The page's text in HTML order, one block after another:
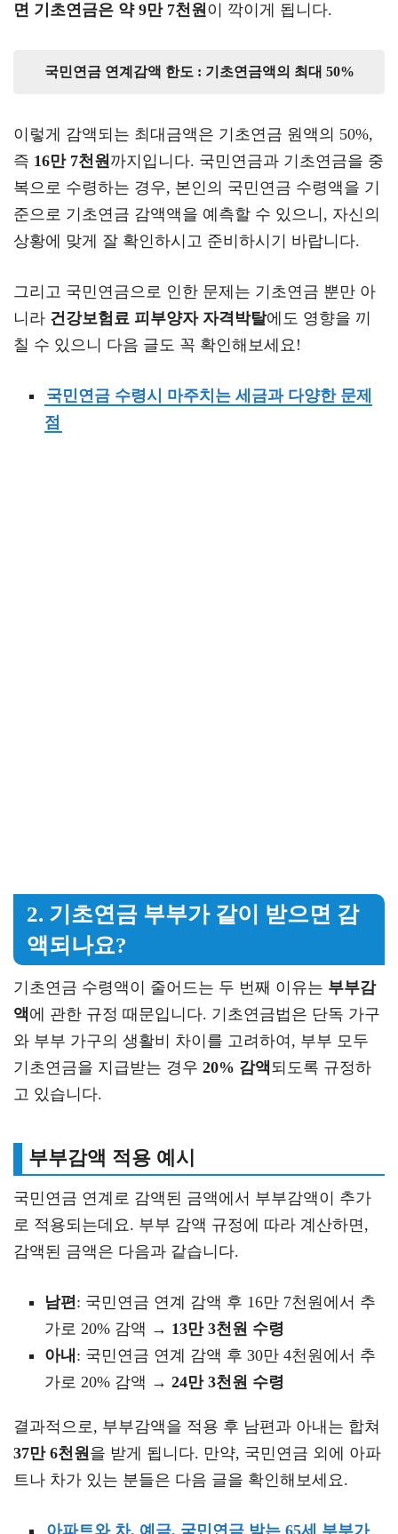
면 기초연금은 약 9만 7천원이 깍이게 됩니다.
국민연금 연계감액 한도 : 기초연금액의 최대 50%
이렇게 감액되는 최대금액은 기초연금 원액의 50%,
즉 16만 7천원 까지입니다. 국민연금과 기초연금을 중
복으로 수령하는 경우, 본인의 국민연금 수령액을 기
준으로 기초연금 감액액을 예측할 수 있으니, 자신의
상황에 맞게 잘 확인하시고 준비하시기 바랍니다.
그리고 국민연금으로 인한 문제는 기초연금 뿐만 아
니라 건강보험료 피부양자 자격박탈에도 영향을 끼
칠 수 있으니 다음 글도 꼭 확인해보세요!
국민연금 수령시 마주치는 세금과 다양한 문제
점
2. 기초연금 부부가 같이 받으면 감
액되나요?
기초연금 수령액이 줄어드는 두 번째 이유는 부부감
액에 관한 규정 때문입니다. 기초연금법은 단독 가구
와 부부 가구의 생활비 차이를 고려하여, 부부 모두
기초연금을 지급받는 경우 20% 감액되도록 규정하
고 있습니다.
부부감액 적용 예시
국민연금 연계로 감액된 금액에서 부부감액이 추가
로 적용되는데요. 부부 감액 규정에 따라 계산하면,
감액된 금액은 다음과 같습니다.
남편 : 국민연금 연계 감액 후 16만 7천원에서 추
가로 20% 감액 → 13만 3천원 수령
아내 : 국민연금 연계 감액 후 30만 4천원에서 추
가로 20% 감액 → 24만 3천원 수령
결과적으로, 부부감액을 적용 후 남편과 아내는 합쳐
37만 6천원 을 받게 됩니다. 만약, 국민연금 외에 아파
트나 차가 있는 분들은 다음 글을 확인해보세요.
아파트와 차, 예금, 국민연금 받는 65세 부부가